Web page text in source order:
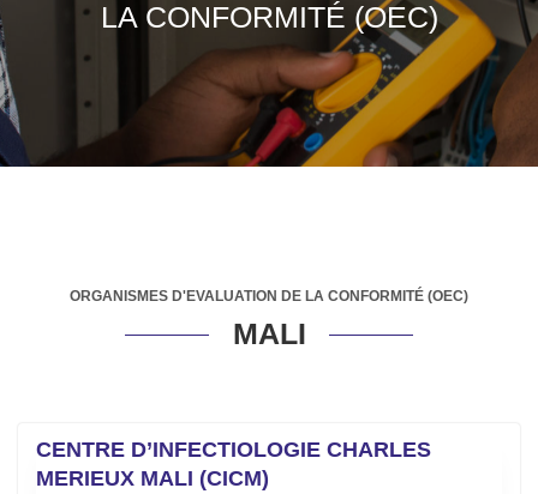
LA CONFORMITÉ (OEC)
ORGANISMES D'EVALUATION DE LA CONFORMITÉ (OEC)
MALI
CENTRE D’INFECTIOLOGIE CHARLES
MERIEUX MALI (CICM)